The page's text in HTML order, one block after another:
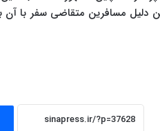
مسافرین متقاضی سفر با آن